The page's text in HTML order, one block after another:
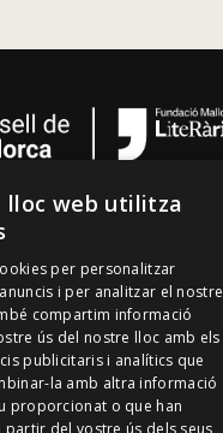
lloc web utilitza
per personalitzar
i per analitzar el nostre
compartim informació
ús del nostre lloc amb els
publicitaris i analítics que
la amb altra informació
proporcionat o que han
partir del vostre ús dels seus